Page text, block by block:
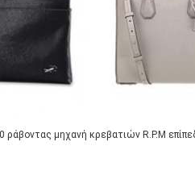
ράβοντας μηχανή κρεβατιών R.P.M